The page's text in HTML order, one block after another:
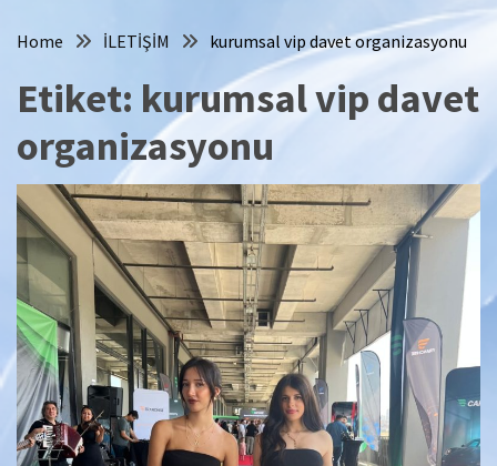
Home İLETİŞİM kurumsal vip davet organizasyonu
Etiket: kurumsal vip davet
organizasyonu